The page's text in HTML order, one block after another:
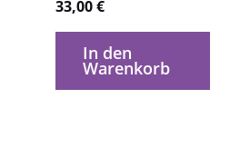
33,00€
In den
Warenkorb